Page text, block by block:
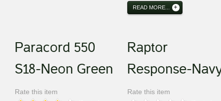
READ MORE...
Paracord 550
S18-Neon Green
Rate this item
Raptor
Response-
Rate this item